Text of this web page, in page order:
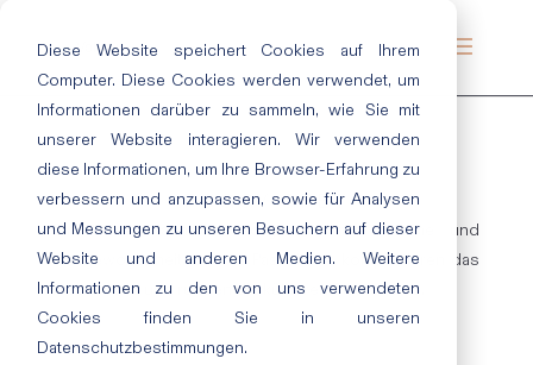
Diese Website speichert Cookies auf Ihrem
Computer. Diese Cookies werden verwendet, um
Informationen darüber zu sammeln, wie Sie mit
unserer Website interagieren. Wir verwenden
diese Informationen, um Ihre Browser-Erfahrung zu
verbessern und anzupassen, sowie für Analysen
und Messungen zu unseren Besuchern auf dieser
Website und anderen Medien. Weitere
Informationen zu den von uns verwendeten
Cookies finden Sie in unseren
Datenschutzbestimmungen.
FOGGY GREY
Ein tiefes Nachtblau sorgt für innere Ruhe und
Ausgewogenheit. Leichte Pastelltöne komplettieren das
Gesamtbild und runden die kühleren Blautöne ab.